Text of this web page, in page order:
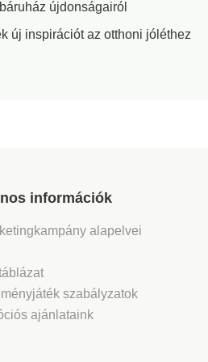
ceruzaelemmel
tartozék).
újdonságairól
új inspirációt az otthoni jóléthez
információk
alapelvei
szabályzatok
ajánlataink